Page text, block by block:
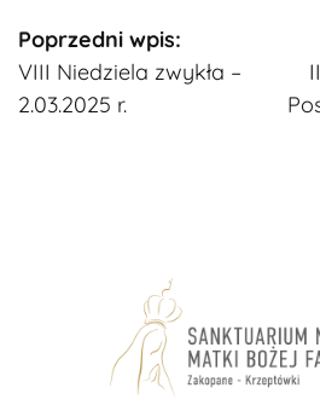
Kontynuuj
czytanie
Poprzedni wpis:
VIII Niedziela zwykła –
2.03.2025 r.